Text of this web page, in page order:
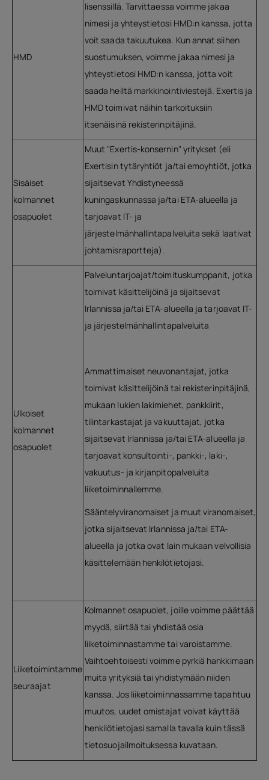
HMD
lisenssillä. Tarvittaessa voimme jakaa
nimesi ja yhteystietosi HMD:n kanssa, jotta
voit saada takuutukea. Kun annat siihen
suostumuksen, voimme jakaa nimesi ja
yhteystietosi HMD:n kanssa, jotta voit
saada heiltä markkinointiviestejä. Exertis ja
HMD toimivat näihin tarkoituksiin
itsenäisinä rekisterinpitäjinä.
Sisäiset
kolmannet
osapuolet
Muut "Exertis-konsernin" yritykset (eli
Exertisin tytäryhtiöt ja/tai emoyhtiöt, jotka
sijaitsevat Yhdistyneessä
kuningaskunnassa ja/tai ETA-alueella ja
tarjoavat IT- ja
järjestelmänhallintapalveluita sekä laativat
johtamisraportteja).
Ulkoiset
kolmannet
osapuolet
Palveluntarjoajat/toimituskumppanit, jotka
toimivat käsittelijöinä ja sijaitsevat
Irlannissa ja/tai ETA-alueella ja tarjoavat IT-
ja järjestelmänhallintapalveluita
Ammattimaiset neuvonantajat, jotka
toimivat käsittelijöinä tai rekisterinpitäjinä,
mukaan lukien lakimiehet, pankkiirit,
tilintarkastajat ja vakuuttajat, jotka
sijaitsevat Irlannissa ja/tai ETA-alueella ja
tarjoavat konsultointi-, pankki-, laki-,
vakuutus- ja kirjanpitopalveluita
liiketoiminnallemme.
Sääntelyviranomaiset ja muut viranomaiset,
jotka sijaitsevat Irlannissa ja/tai ETA-
alueella ja jotka ovat lain mukaan velvollisia
käsittelemään henkilötietojasi.
Liiketoimintamme
seuraajat
Kolmannet osapuolet, joille voimme päättää
myydä, siirtää tai yhdistää osia
liiketoiminnastamme tai varoistamme.
Vaihtoehtoisesti voimme pyrkiä hankkimaan
muita yrityksiä tai yhdistymään niiden
kanssa. Jos liiketoiminnassamme tapahtuu
muutos, uudet omistajat voivat käyttää
henkilötietojasi samalla tavalla kuin tässä
tietosuojailmoituksessa kuvataan.